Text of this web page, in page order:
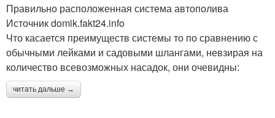
Правильно расположенная система автополива
Источник domik.fakt24.info
Что касается преимуществ системы то по сравнению с
обычными лейками и садовыми шлангами, невзирая на
количество всевозможных насадок, они очевидны:
читать дальше →